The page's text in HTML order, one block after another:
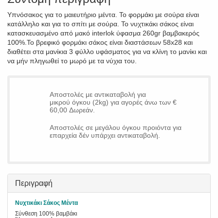
Υπνόσακος για το μαιευτήριο μέντα. Το φορμάκι με σούρα είναι
κατάλληλο και για το σπίτι με σούρα. Το νυχτικάκι σάκος είναι
κατασκευασμένο από μακό interlok ύφασμα 260gr βαμβακερός
100%.Το βρεφικό φορμάκι σάκος είναι διαστάσεων 58x28 και
διαθέτει στα μανίκια 3 φύλλο υφάσματος για να κλίνη το μανίκι και
να μήν πληγωθεί το μωρό με τα νύχια του.
Αποστολές με αντικαταβολή για
μικρού όγκου (2kg) για αγορές άνω των €
60,00 Δωρεάν.
Αποστολές σε μεγάλου όγκου προιόντα για
επαρχεία δέν υπάρχει αντικαταβολή.
Περιγραφή
Νυχτικάκι Σάκος Μέντα
Σύνθεση 100% βαμβάκι